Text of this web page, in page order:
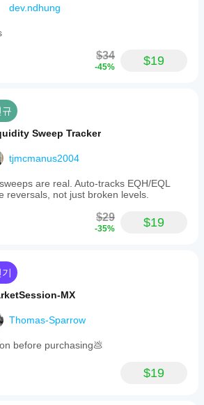
dev.ndhung
$34
-45% $19
규
Sweep Tracker
tjmcmanus2004
are real. Auto-tracks EQH/EQL
reversals, not just broken levels.
$29
-35% $19
MX
Thomas-Sparrow
before purchasing💩
$19